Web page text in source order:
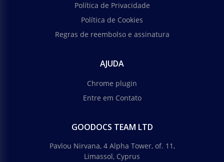
Política de Privacidade
Política de Cookies
Regras de reembolso e assinatura
AJUDA
Chrome plugin
Entre em Contato
GOODOCS TEAM LTD
Pavlou Nirvana, 4 Alpha Tower, of. 11,
Limassol, Cyprus